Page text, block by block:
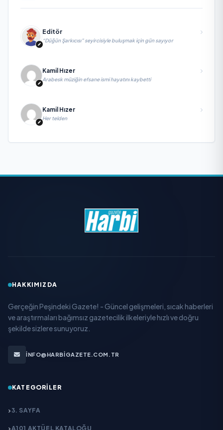
Editör
“Düğün Şarkıcısı” seyircisiyle buluşmak için gün sayıyor
Kamil Hızer
Arabesk müziğin efsane ismi hayatını kaybetti
Kamil Hızer
Her telden
HAKKIMIZDA
Gerçeğin Peşindeki Gazete! - Güncel gelişmeleri, sıcak haberleri
ve araştırmaları bağımsız gazetecilik ilkeleriyle hızlı ve doğru
şekilde sizlere sunuyoruz.
INFO@HARBIGAZETE.COM.TR
KATEGORILER
3. SAYFA
A101 AKTÜEL KATALOĞU